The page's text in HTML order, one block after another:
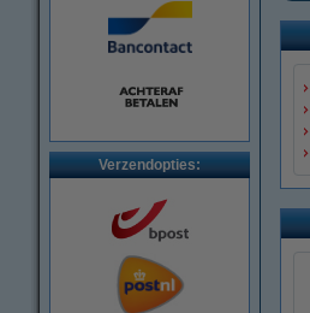
Verzendopties: